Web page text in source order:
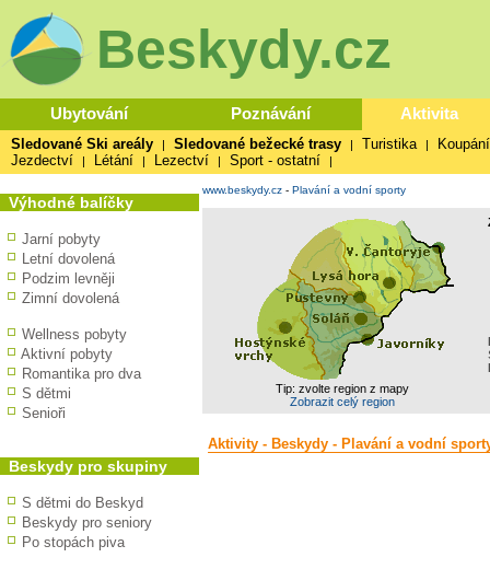
Beskydy.cz
Ubytování Poznávání Aktivita
Sledované Ski areály | Sledované bežecké trasy | Turistika |
Koupání
Jezdectví
| Létání | Lezectví | Sport - ostatní |
Výhodné balíčky
Jarní pobyty
Letní dovolená
Podzim levněji
Zimní dovolená
Wellness pobyty
Aktivní pobyty
Romantika pro dva
S dětmi
Senioři
Beskydy pro skupiny
S dětmi do Beskyd
Beskydy pro seniory
Po stopách piva
www.beskydy.cz - Plavání a vodní sporty
Tip: zvolte region z mapy
Zobrazit celý region
Aktivity - Beskydy - Plavání a vodní